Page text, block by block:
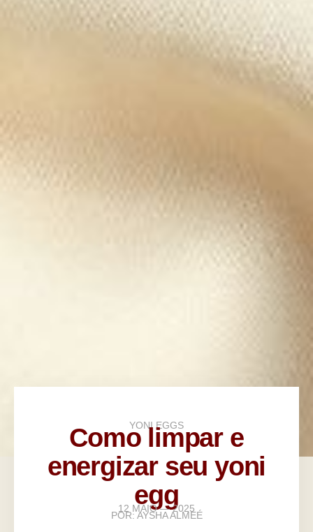
YONI EGGS
Como limpar e
energizar seu yoni
egg
12 MAIO — 2025
POR:AYSHA ALMEÉ